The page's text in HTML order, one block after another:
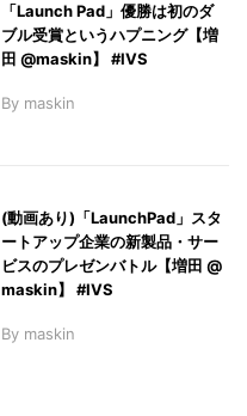
「Launch Pad」優勝は初のダ
ブル受賞というハプニング【増
田 @maskin】 #IVS
By maskin
(動画あり)「LaunchPad」スタ
ートアップ企業の新製品・サー
ビスのプレゼンバトル【増田 @
maskin】 #IVS
By maskin